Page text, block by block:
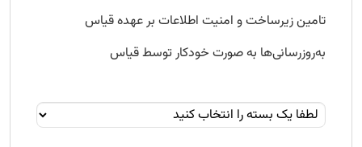
تامین زیرساخت و امنیت اطلاعات بر عهده قیاس
به‌روزرسانی‌ها به صورت خودکار توسط قیاس